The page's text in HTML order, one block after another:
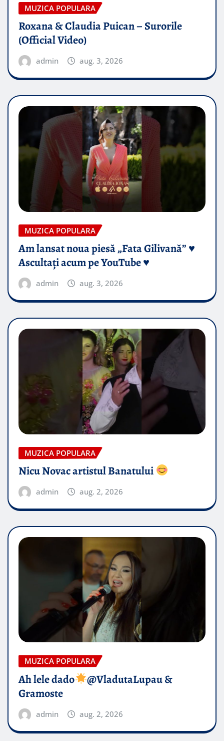
MUZICA POPULARA
Roxana & Claudia Puican – Surorile
(Official Video)
admin aug. 3, 2026
MUZICA POPULARA
Am lansat noua piesă „Fata Gilivană” ♥️
Ascultați acum pe YouTube ♥️
admin aug. 3, 2026
MUZICA POPULARA
Nicu Novac artistul Banatului
admin aug. 2, 2026
MUZICA POPULARA
Ah lele dado​
@VladutaLupau &
Gramoste
admin aug. 2, 2026